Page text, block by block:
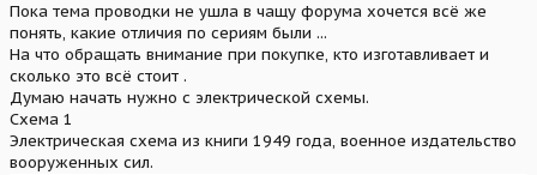
Пока тема проводки не ушла в чащу форума хочется всё же
понять, какие отличия по сериям были ...
На что обращать внимание при покупке, кто изготавливает и
сколько это всё стоит .
Думаю начать нужно с электрической схемы.
Схема 1
Электрическая схема из книги 1949 года, военное издательство
вооруженных сил.